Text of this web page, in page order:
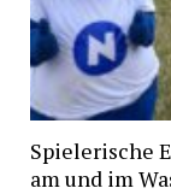
Spielerische
am und im